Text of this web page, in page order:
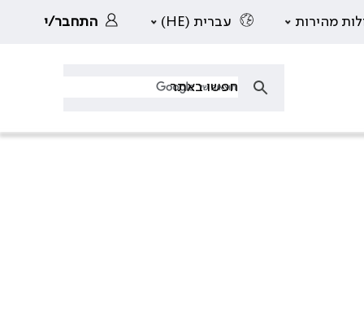
מהירות עברית (HE) התחבר/י